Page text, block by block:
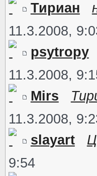
Тириан
11.3.2008,
psytropy
11.3.2008,
Mirs
11.3.2008,
slayart
9:54